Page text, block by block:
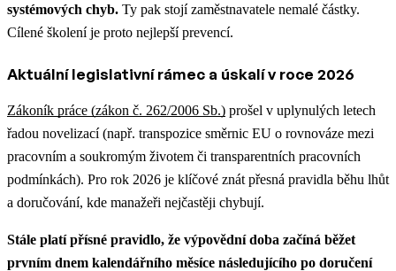
systémových chyb. Ty pak stojí zaměstnavatele nemalé částky.
Cílené školení je proto nejlepší prevencí.
Aktuální legislativní rámec a úskalí v roce 2026
Zákoník práce (zákon č. 262/2006 Sb.) prošel v uplynulých letech
řadou novelizací (např. transpozice směrnic EU o rovnováze mezi
pracovním a soukromým životem či transparentních pracovních
podmínkách). Pro rok 2026 je klíčové znát přesná pravidla běhu lhůt
a doručování, kde manažeři nejčastěji chybují.
Stále platí přísné pravidlo, že výpovědní doba začíná běžet
prvním dnem kalendářního měsíce následujícího po doručení